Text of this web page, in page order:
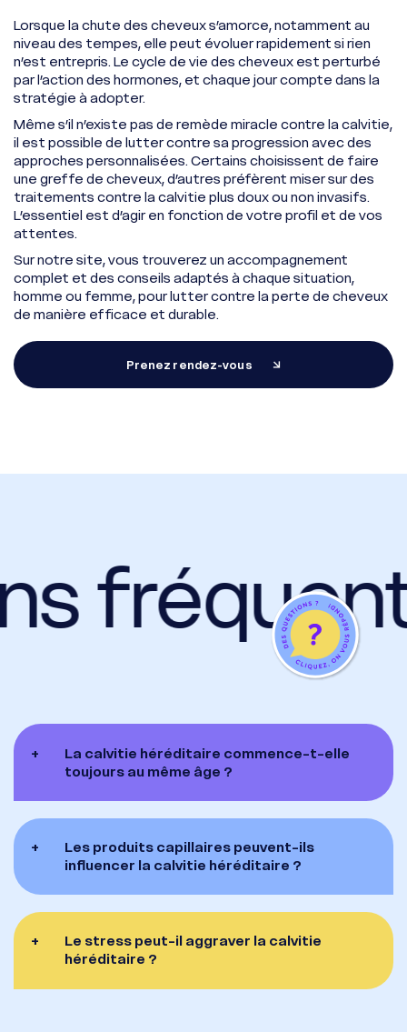
Lorsque la chute des cheveux s’amorce, notamment au
niveau des tempes, elle peut évoluer rapidement si rien
n’est entrepris. Le cycle de vie des cheveux est perturbé
par l’action des hormones, et chaque jour compte dans la
stratégie à adopter.
Même s’il n’existe pas de remède miracle contre la calvitie,
il est possible de lutter contre sa progression avec des
approches personnalisées. Certains choisissent de faire
une greffe de cheveux, d’autres préfèrent miser sur des
traitements contre la calvitie plus doux ou non invasifs.
L’essentiel est d’agir en fonction de votre profil et de vos
attentes.
Sur notre site, vous trouverez un accompagnement
complet et des conseils adaptés à chaque situation,
homme ou femme, pour lutter contre la perte de cheveux
de manière efficace et durable.
Prenez rendez-vous
+
La calvitie héréditaire commence-t-elle
toujours au même âge ?
+
Les produits capillaires peuvent-ils
influencer la calvitie héréditaire ?
+
Le stress peut-il aggraver la calvitie
héréditaire ?